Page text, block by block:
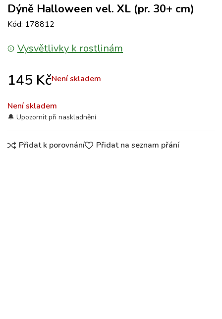
Dýně Halloween vel. XL (pr. 30+ cm)
Kód: 178812
Vysvětlivky k rostlinám
145 KčNení skladem
Není skladem
Přidat k porovnání Přidat na seznam přání